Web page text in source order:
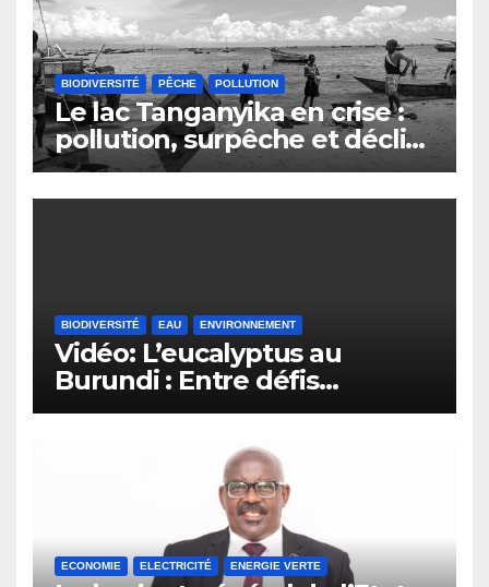
BIODIVERSITÉ PÊCHE POLLUTION
Le lac Tanganyika en crise :
pollution, surpêche et déclin
du secteur de la pêche au
Burundi
BIODIVERSITÉ EAU ENVIRONNEMENT
Vidéo: L’eucalyptus au
Burundi : Entre défis
environnementaux et
économiques.
ECONOMIE ELECTRICITÉ ENERGIE VERTE